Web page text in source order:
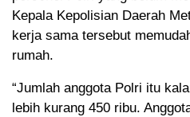
Kepala Kepolisian Daerah
kerja sama tersebut
rumah.
“Jumlah anggota Polri itu
lebih kurang 450 ribu.